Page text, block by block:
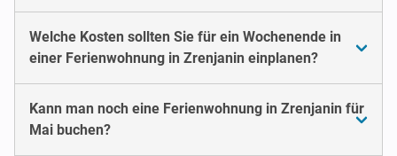
Welche Kosten sollten Sie für ein Wochenende in
einer Ferienwohnung in Zrenjanin einplanen?
Kann man noch eine Ferienwohnung in Zrenjanin für
Mai buchen?